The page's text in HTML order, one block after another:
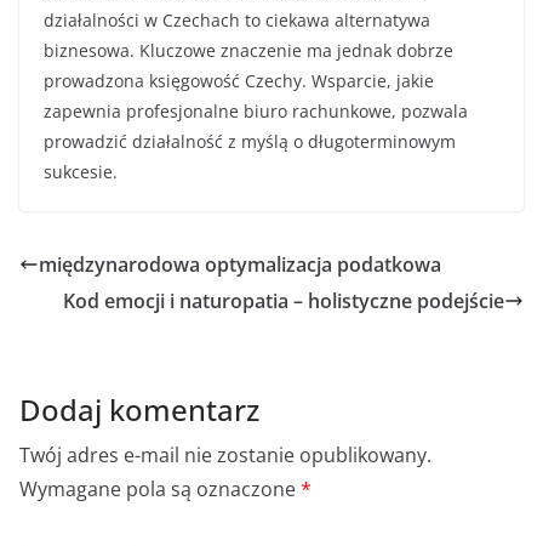
działalności w Czechach to ciekawa alternatywa
biznesowa. Kluczowe znaczenie ma jednak dobrze
prowadzona księgowość Czechy. Wsparcie, jakie
zapewnia profesjonalne biuro rachunkowe, pozwala
prowadzić działalność z myślą o długoterminowym
sukcesie.
międzynarodowa optymalizacja podatkowa
Kod emocji i naturopatia – holistyczne podejście
Dodaj komentarz
Twój adres e-mail nie zostanie opublikowany.
Wymagane pola są oznaczone*